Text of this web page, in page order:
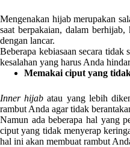
Mengenakan hijab merupakan
saat berpakaian, dalam
dengan lancar.
Beberapa kebiasaan secara
kesalahan yang harus Anda
Memakai ciput yang
Inner hijab atau yang lebih
rambut Anda agar tidak
Namun ada beberapa hal yang
ciput yang tidak menyerap
hal ini akan membuat rambut